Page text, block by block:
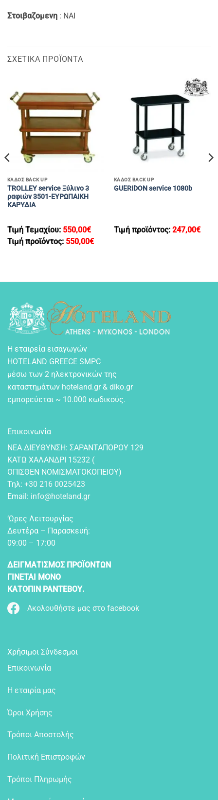
Στοιβαζομενη : NAI
ΣΧΕΤΙΚΆ ΠΡΟΪΌΝΤΑ
ΚΑΔΟΣ BACK UP
TROLLEY service Ξύλινο 3
ραφιών 3501-ΕΥΡΩΠΑΙΚΗ
ΚΑΡΥΔΙΑ
Τιμή Τεμαχίου: 550,00€
Τιμή προϊόντος: 550,00€
ΚΑΔΟΣ BACK UP
GUERIDON service 1080b
Τιμή προϊόντος: 247,00€
Η εταιρεία εισαγωγών
HOTELAND GREECE SMPC
μέσω των 2 ηλεκτρονικών της
καταστημάτων hoteland.gr & diko.gr
εμπορεύεται ~ 10.000 κωδικούς.
Επικοινωνία
NEA ΔIEYΘYNΣH: ΣAPANTAΠOPOY 129
KATΩ XAΛANΔPI 15232 (
OΠIΣΘEN NOMIΣMATOKOΠEIOY)
Τηλ: +30 216 0025423
Email: info@hoteland.gr
‘Ωρες Λειτουργίας
Δευτέρα – Παρασκευή:
09:00 – 17:00
ΔΕΙΓΜΑΤΙΣΜΟΣ ΠΡΟΪΟΝΤΩΝ
ΓΙΝΕΤΑΙ ΜΟΝΟ
ΚΑΤΟΠΙΝ ΡΑΝΤΕΒΟΥ.
Ακολουθήστε μας στο facebook
Χρήσιμοι Σύνδεσμοι
Επικοινωνία
Η εταιρία μας
Όροι Χρήσης
Τρόποι Αποστολής
Πολιτική Επιστροφών
Τρόποι Πληρωμής